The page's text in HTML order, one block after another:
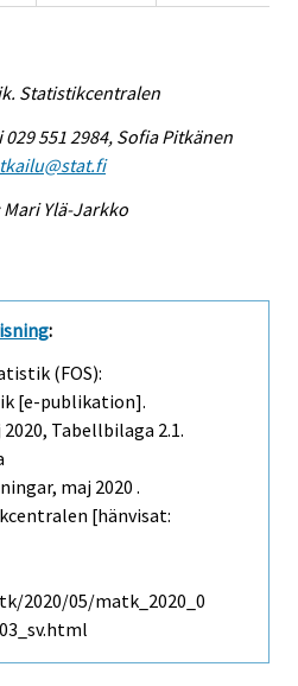
Statistikcentralen
551 2984, Sofia Pitkänen
Ylä-Jarkko
:
(FOS):
[e-publikation].
2020, Tabellbilaga 2.1.
maj 2020 .
[hänvisat:
05/matk_2020_0